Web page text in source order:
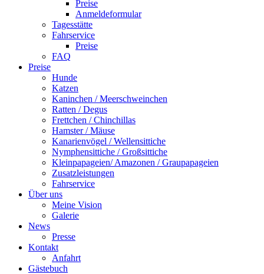
Preise
Anmeldeformular
Tagesstätte
Fahrservice
Preise
FAQ
Preise
Hunde
Katzen
Kaninchen / Meerschweinchen
Ratten / Degus
Frettchen / Chinchillas
Hamster / Mäuse
Kanarienvögel / Wellensittiche
Nymphensittiche / Großsittiche
Kleinpapageien/ Amazonen / Graupapageien
Zusatzleistungen
Fahrservice
Über uns
Meine Vision
Galerie
News
Presse
Kontakt
Anfahrt
Gästebuch